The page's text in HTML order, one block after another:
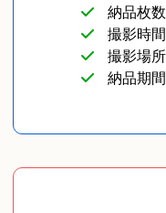
納品枚数
撮影時間
撮影場所
納品期間